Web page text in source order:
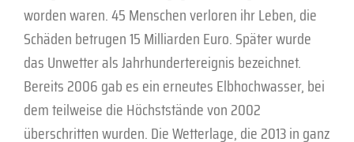
worden waren. 45 Menschen verloren ihr Leben, die
Schäden betrugen 15 Milliarden Euro. Später wurde
das Unwetter als Jahrhundertereignis bezeichnet.
Bereits 2006 gab es ein erneutes Elbhochwasser, bei
dem teilweise die Höchststände von 2002
überschritten wurden. Die Wetterlage, die 2013 in ganz